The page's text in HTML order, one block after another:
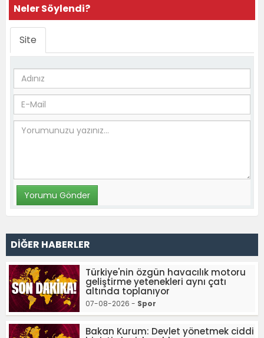
Neler Söylendi?
Site
DİĞER HABERLER
Türkiye'nin özgün havacılık motoru
geliştirme yetenekleri aynı çatı
altında toplanıyor
07-08-2026 - Spor
Bakan Kurum: Devlet yönetmek ciddi